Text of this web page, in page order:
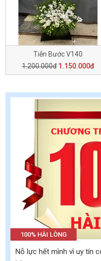
Tiễn Bước V140
1.200.000đ 1.150.000đ
100% HÀI LÒNG
Nỗ lực hết mình vì uy tín